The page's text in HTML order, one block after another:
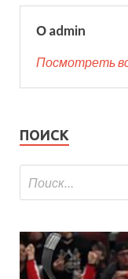
О admin
Посмотреть
ПОИСК